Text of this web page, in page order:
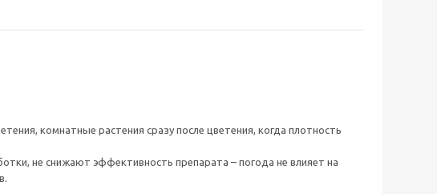
комнатные растения сразу после цветения, когда плотность
не снижают эффективность препарата – погода не влияет на